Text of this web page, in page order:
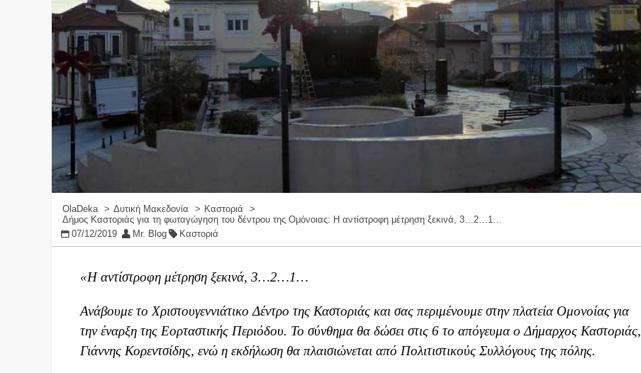
OlaDeka Δυτική Μακεδονία
Καστοριά
Δήμος Καστοριάς για τη φωταγώγηση του δέντρου της Ομόνοιας: Η αντίστροφη μέτρηση ξεκινά, 3…2…1…
07/12/2019
Mr. Blog Καστοριά
«Η αντίστροφη μέτρηση ξεκινά, 3…2…1…
Ανάβουμε το Χριστουγεννιάτικο Δέντρο της Καστοριάς και σας περιμένουμε στην πλατεία Ομονοίας για
την έναρξη της Εορταστικής Περιόδου. Το σύνθημα θα δώσει στις 6 το απόγευμα ο Δήμαρχος Καστοριάς,
Γιάννης Κορεντσίδης, ενώ η εκδήλωση θα πλαισιώνεται από Πολιτιστικούς Συλλόγους της πόλης.